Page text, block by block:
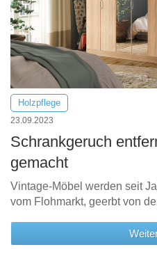
Holzpflege
23.09.2023
Schrankgeruch
gemacht
Vintage-Möbel werden seit
vom Flohmarkt, geerbt von